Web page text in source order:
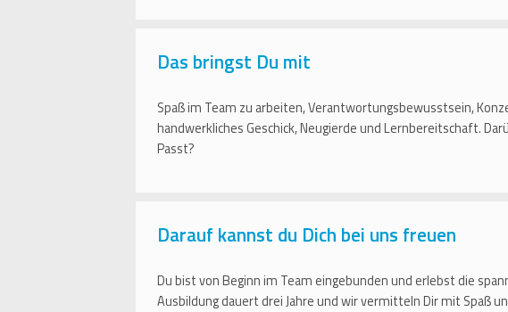
Das bringst Du mit
Spaß im Team zu arbeiten, Verantwortungsbewusstsein,
handwerkliches Geschick, Neugierde und Lernbereitschaft.
Passt?
Darauf kannst du Dich bei uns freuen
Du bist von Beginn im Team eingebunden und erlebst die
Ausbildung dauert drei Jahre und wir vermitteln Dir mit Spaß